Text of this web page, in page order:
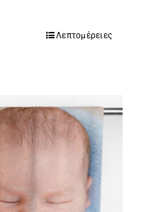
Λεπτομέρειες